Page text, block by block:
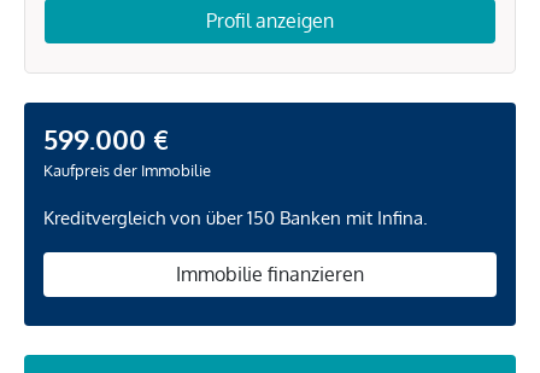
Profil anzeigen
599.000 €
Kaufpreis der Immobilie
Kreditvergleich von über 150 Banken mit Infina.
Immobilie finanzieren